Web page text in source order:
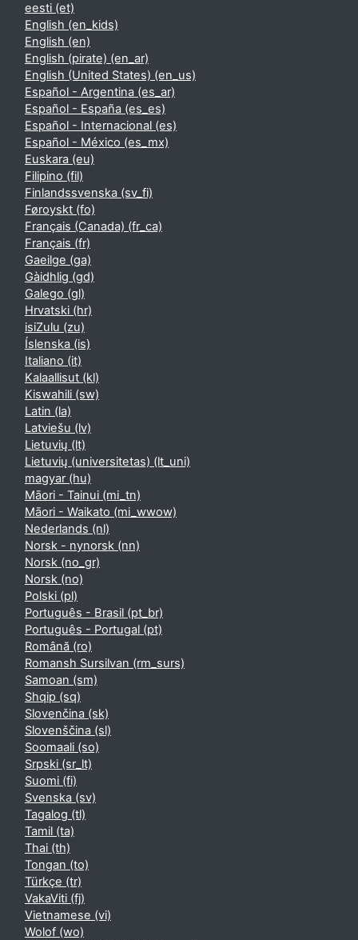
eesti ‎(et)‎
English ‎(en_kids)‎
English ‎(en)‎
English (pirate) ‎(en_ar)‎
English (United States) ‎(en_us)‎
Español - Argentina ‎(es_ar)‎
Español - España ‎(es_es)‎
Español - Internacional ‎(es)‎
Español - México ‎(es_mx)‎
Euskara ‎(eu)‎
Filipino ‎(fil)‎
Finlandssvenska ‎(sv_fi)‎
Føroyskt ‎(fo)‎
Français (Canada) ‎(fr_ca)‎
Français ‎(fr)‎
Gaeilge ‎(ga)‎
Gàidhlig ‎(gd)‎
Galego ‎(gl)‎
Hrvatski ‎(hr)‎
isiZulu ‎(zu)‎
Íslenska ‎(is)‎
Italiano ‎(it)‎
Kalaallisut ‎(kl)‎
Kiswahili ‎(sw)‎
Latin ‎(la)‎
Latviešu ‎(lv)‎
Lietuvių ‎(lt)‎
Lietuvių (universitetas) ‎(lt_uni)‎
magyar ‎(hu)‎
Māori - Tainui ‎(mi_tn)‎
Māori - Waikato ‎(mi_wwow)‎
Nederlands ‎(nl)‎
Norsk - nynorsk ‎(nn)‎
Norsk ‎(no_gr)‎
Norsk ‎(no)‎
Polski ‎(pl)‎
Português - Brasil ‎(pt_br)‎
Português - Portugal ‎(pt)‎
Română ‎(ro)‎
Romansh Sursilvan ‎(rm_surs)‎
Samoan ‎(sm)‎
Shqip ‎(sq)‎
Slovenčina ‎(sk)‎
Slovenščina ‎(sl)‎
Soomaali ‎(so)‎
Srpski ‎(sr_lt)‎
Suomi ‎(fi)‎
Svenska ‎(sv)‎
Tagalog ‎(tl)‎
Tamil ‎(ta)‎
Thai ‎(th)‎
Tongan ‎(to)‎
Türkçe ‎(tr)‎
VakaViti ‎(fj)‎
Vietnamese ‎(vi)‎
Wolof ‎(wo)‎